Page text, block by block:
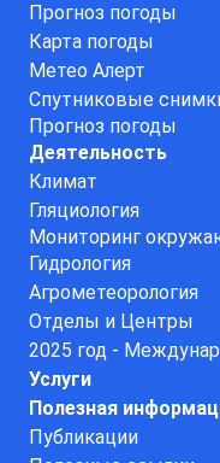
Прогноз погоды
Карта погоды
Метео Алерт
Спутниковые
Прогноз погоды
Деятельность
Климат
Гляциология
Мониторинг
Гидрология
Агрометеорология
Отделы и Центры
2025 год -
Услуги
Полезная
Публикации